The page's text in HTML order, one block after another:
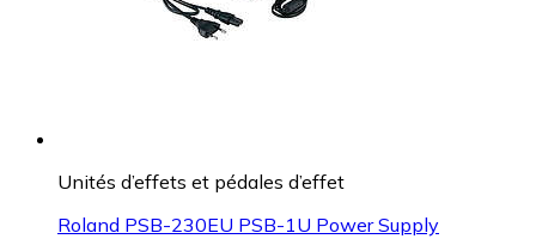
Unités d’effets et pédales d’effet
Roland PSB-230EU PSB-1U Power Supply